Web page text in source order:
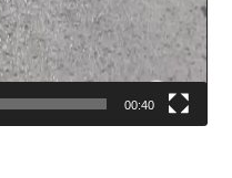
00:40